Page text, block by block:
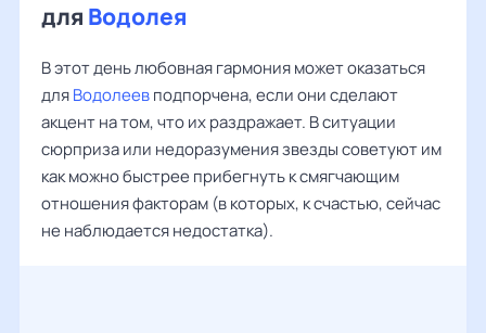
для Водолея
В этот день любовная гармония может оказаться
дляВодолеевподпорчена, если они сделают
акцент на том, что их раздражает. В ситуации
сюрприза или недоразумения звезды советуют им
как можно быстрее прибегнуть к смягчающим
отношения факторам (в которых, к счастью, сейчас
не наблюдается недостатка).